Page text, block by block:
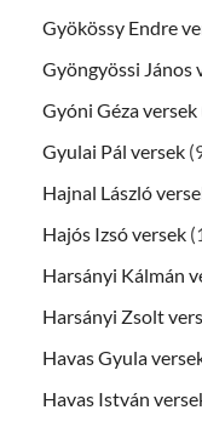
Gyökössy Endre
Gyöngyössi János
Gyóni Géza versek
Gyulai Pál versek
Hajnal László
Hajós Izsó versek
Harsányi Kálmán
Harsányi Zsolt
Havas Gyula
Havas István